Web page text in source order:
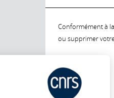
Conformément à
ou supprimer